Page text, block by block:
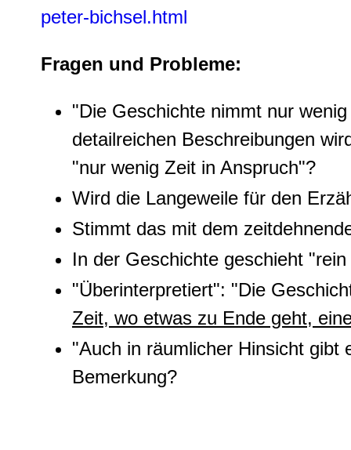
peter-bichsel.html
Fragen und Probleme:
"Die Geschichte nimmt nur
detailreichen Beschreibungen
"nur wenig Zeit in Anspruch"?
Wird die Langeweile für den
Stimmt das mit dem
In der Geschichte geschieht
"Überinterpretiert": "Die
Zeit, wo etwas zu Ende geht,
"Auch in räumlicher Hinsicht gibt
Bemerkung?